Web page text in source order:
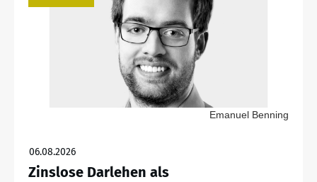
Emanuel Benning
06.08.2026
Zinslose Darlehen als